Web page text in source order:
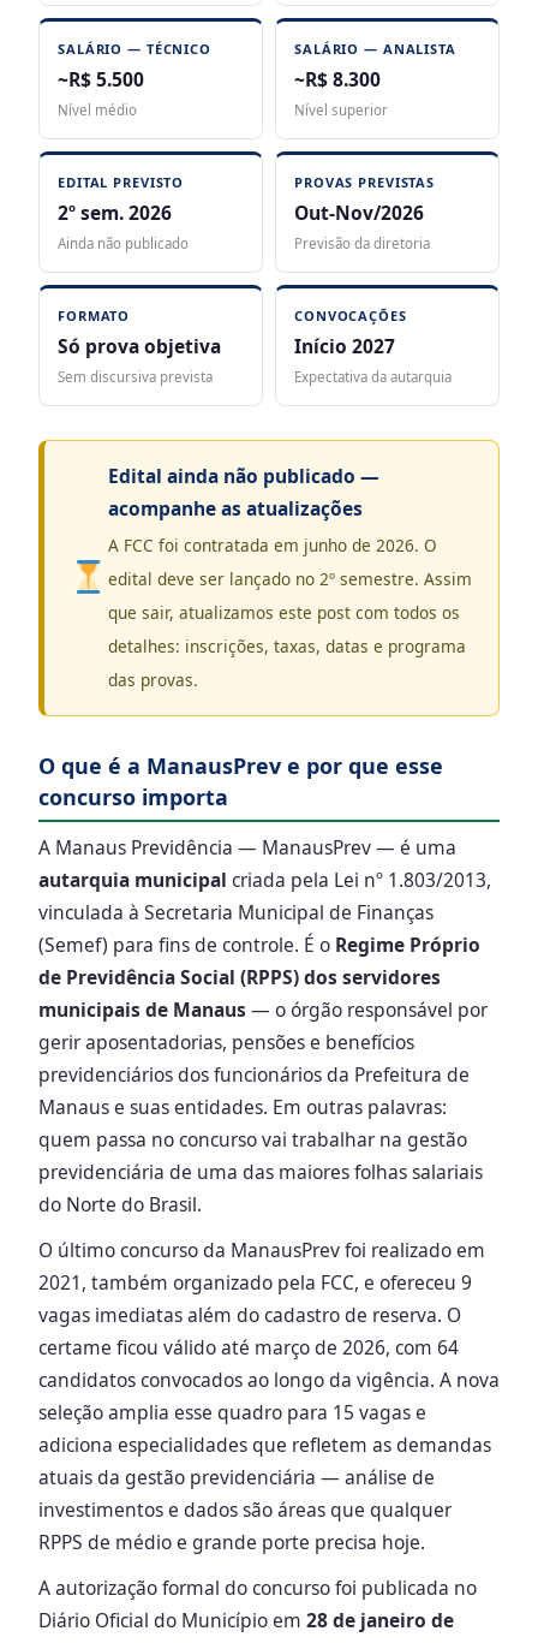
SALÁRIO — TÉCNICO
~R$ 5.500
Nível médio
SALÁRIO — ANALISTA
~R$ 8.300
Nível superior
EDITAL PREVISTO
2º sem. 2026
Ainda não publicado
PROVAS PREVISTAS
Out-Nov/2026
Previsão da diretoria
FORMATO
Só prova objetiva
Sem discursiva prevista
CONVOCAÇÕES
Início 2027
Expectativa da autarquia
Edital ainda não publicado —
acompanhe as atualizações
A FCC foi contratada em junho de 2026. O
edital deve ser lançado no 2º semestre. Assim
que sair, atualizamos este post com todos os
detalhes: inscrições, taxas, datas e programa
das provas.
O que é a ManausPrev e por que esse
concurso importa
A Manaus Previdência — ManausPrev — é uma
autarquia municipal criada pela Lei nº 1.803/2013,
vinculada à Secretaria Municipal de Finanças
(Semef) para fins de controle. É o Regime Próprio
de Previdência Social (RPPS) dos servidores
municipais de Manaus — o órgão responsável por
gerir aposentadorias, pensões e benefícios
previdenciários dos funcionários da Prefeitura de
Manaus e suas entidades. Em outras palavras:
quem passa no concurso vai trabalhar na gestão
previdenciária de uma das maiores folhas salariais
do Norte do Brasil.
O último concurso da ManausPrev foi realizado em
2021, também organizado pela FCC, e ofereceu 9
vagas imediatas além do cadastro de reserva. O
certame ficou válido até março de 2026, com 64
candidatos convocados ao longo da vigência. A nova
seleção amplia esse quadro para 15 vagas e
adiciona especialidades que refletem as demandas
atuais da gestão previdenciária — análise de
investimentos e dados são áreas que qualquer
RPPS de médio e grande porte precisa hoje.
A autorização formal do concurso foi publicada no
Diário Oficial do Município em 28 de janeiro de